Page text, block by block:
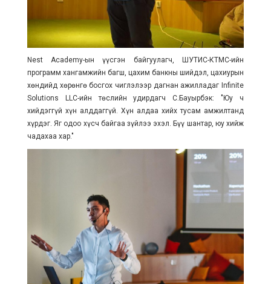
Nest Academy-ын үүсгэн байгуулагч, ШУТИС-КТМС-ийн
программ хангамжийн багш, цахим банкны шийдэл, цахиурын
хөндийд хөрөнгө босгох чиглэлээр дагнан ажилладаг Infinite
Solutions LLC-ийн төслийн удирдагч С.Бауырбэк: "Юу ч
хийдэггүй хүн алддаггүй. Хүн алдаа хийх тусам амжилтанд
хүрдэг. Яг одоо хүсч байгаа зүйлээ эхэл. Бүү шантар, юу хийж
чадахаа хар."